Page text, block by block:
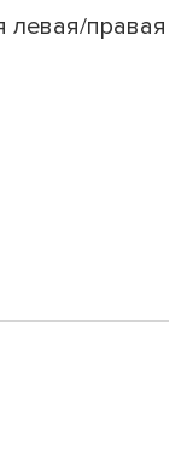
левая/правая